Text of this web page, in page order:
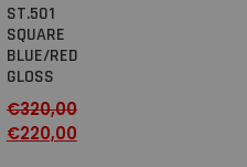
ST.501
SQUARE
BLUE/RED
GLOSS
€320,00
€220,00